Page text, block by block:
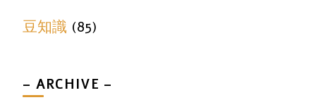
豆知識 (85)
– ARCHIVE –